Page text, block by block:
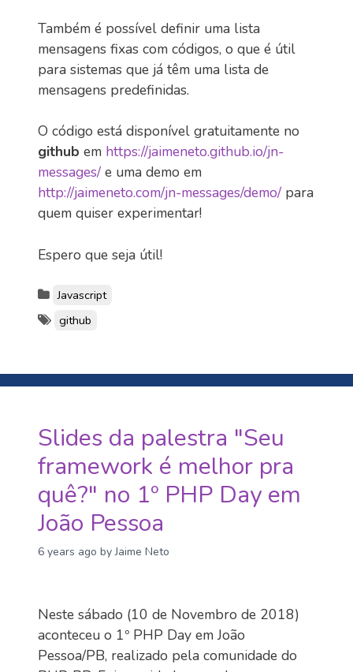
Também é possível definir uma lista
mensagens fixas com códigos, o que é útil
para sistemas que já têm uma lista de
mensagens predefinidas.
O código está disponível gratuitamente no
github em https://jaimeneto.github.io/jn-
messages/ e uma demo em
http://jaimeneto.com/jn-messages/demo/ para
quem quiser experimentar!
Espero que seja útil!
Javascript
github
Slides da palestra "Seu
framework é melhor pra
quê?" no 1º PHP Day em
João Pessoa
6 years ago by Jaime Neto
Neste sábado (10 de Novembro de 2018)
aconteceu o 1º PHP Day em João
Pessoa/PB, realizado pela comunidade do